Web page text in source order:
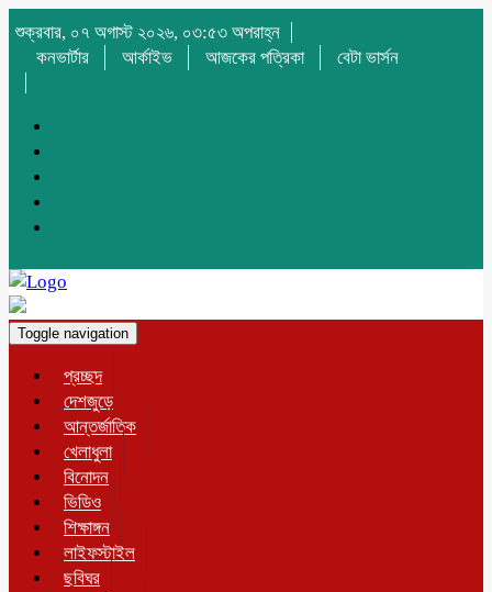
শুক্রবার, ০৭ অগাস্ট ২০২৬, ০৩:৫৩ অপরাহ্ন
কনভার্টার
আর্কাইভ আজকের পত্রিকা বেটা ভার্সন
Toggle navigation
প্রচ্ছদ
দেশজুড়ে
আন্তর্জাতিক
খেলাধুলা
বিনোদন
ভিডিও
শিক্ষাঙ্গন
লাইফস্টাইল
ছবিঘর